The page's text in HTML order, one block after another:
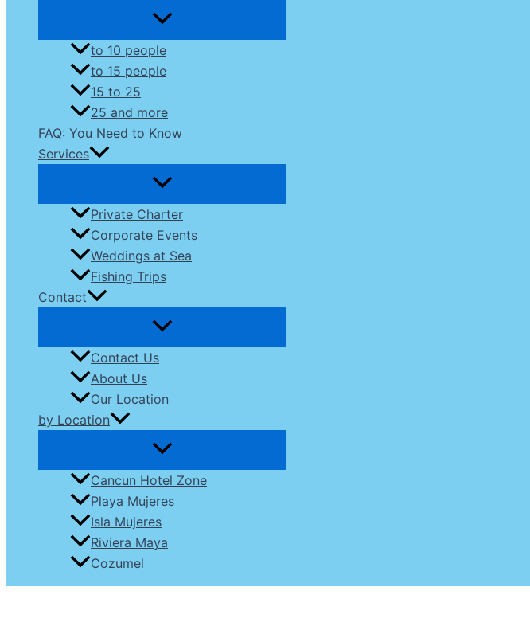
to 10 people
to 15 people
15 to 25
25 and more
FAQ: You Need to Know
Services
Private Charter
Corporate Events
Weddings at Sea
Fishing Trips
Contact
Contact Us
About Us
Our Location
by Location
Cancun Hotel Zone
Playa Mujeres
Isla Mujeres
Riviera Maya
Cozumel